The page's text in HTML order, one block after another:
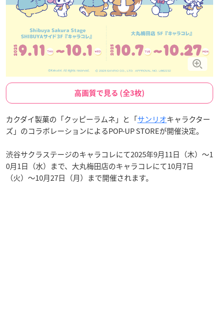
高画質で見る (全3枚)
カクダイ製菓の「クッピーラムネ」と「サンリオキャラクター
ズ」のコラボレーションによるPOP-UP STOREが開催決定。
渋谷サクラステージのキャラコレにて2025年9月11日（木）〜1
0月1日（水）まで、大丸梅田店のキャラコレにて10月7日
（火）〜10月27日（月）まで開催されます。